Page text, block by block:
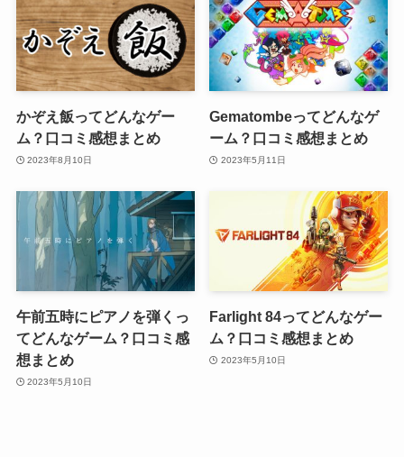
かぞえ飯ってどんなゲー
ム？口コミ感想まとめ
2023年8月10日
Gematombeってどんなゲ
ーム？口コミ感想まとめ
2023年5月11日
午前五時にピアノを弾くっ
てどんなゲーム？口コミ感
想まとめ
2023年5月10日
Farlight 84ってどんなゲー
ム？口コミ感想まとめ
2023年5月10日